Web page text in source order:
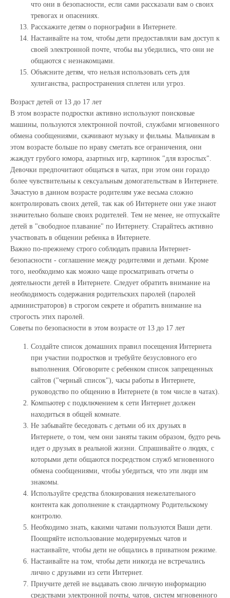
что они в безопасности, если сами рассказали вам о своих
тревогах и опасениях.
Расскажите детям о порнографии в Интернете.
Настаивайте на том, чтобы дети предоставляли вам доступ к
своей электронной почте, чтобы вы убедились, что они не
общаются с незнакомцами.
Объясните детям, что нельзя использовать сеть для
хулиганства, распространения сплетен или угроз.
Возраст детей от 13 до 17 лет
В этом возрасте подростки активно используют поисковые
машины, пользуются электронной почтой, службами мгновенного
обмена сообщениями, скачивают музыку и фильмы. Мальчикам в
этом возрасте больше по нраву сметать все ограничения, они
жаждут грубого юмора, азартных игр, картинок "для взрослых".
Девочки предпочитают общаться в чатах, при этом они гораздо
более чувствительны к сексуальным домогательствам в Интернете.
Зачастую в данном возрасте родителям уже весьма сложно
контролировать своих детей, так как об Интернете они уже знают
значительно больше своих родителей. Тем не менее, не отпускайте
детей в "свободное плавание" по Интернету. Старайтесь активно
участвовать в общении ребенка в Интернете.
Важно по-прежнему строго соблюдать правила Интернет-
безопасности - соглашение между родителями и детьми. Кроме
того, необходимо как можно чаще просматривать отчеты о
деятельности детей в Интернете. Следует обратить внимание на
необходимость содержания родительских паролей (паролей
администраторов) в строгом секрете и обратить внимание на
строгость этих паролей.
Советы по безопасности в этом возрасте от 13 до 17 лет
Создайте список домашних правил посещения Интернета
при участии подростков и требуйте безусловного его
выполнения. Обговорите с ребенком список запрещенных
сайтов ("черный список"), часы работы в Интернете,
руководство по общению в Интернете (в том числе в чатах).
Компьютер с подключением к сети Интернет должен
находиться в общей комнате.
Не забывайте беседовать с детьми об их друзьях в
Интернете, о том, чем они заняты таким образом, будто речь
идет о друзьях в реальной жизни. Спрашивайте о людях, с
которыми дети общаются посредством служб мгновенного
обмена сообщениями, чтобы убедиться, что эти люди им
знакомы.
Используйте средства блокирования нежелательного
контента как дополнение к стандартному Родительскому
контролю.
Необходимо знать, какими чатами пользуются Ваши дети.
Поощряйте использование модерируемых чатов и
настаивайте, чтобы дети не общались в приватном режиме.
Настаивайте на том, чтобы дети никогда не встречались
лично с друзьями из сети Интернет.
Приучите детей не выдавать свою личную информацию
средствами электронной почты, чатов, систем мгновенного